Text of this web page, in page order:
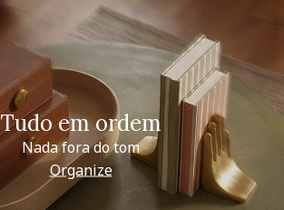
Tudo em ordem
Nada fora do tom
Organize